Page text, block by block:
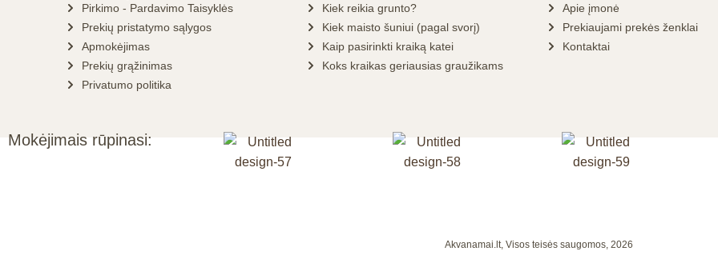
Pirkimo - Pardavimo Taisyklės
Prekių pristatymo sąlygos
Apmokėjimas
Prekių grąžinimas
Privatumo politika
Kiek reikia grunto?
Kiek maisto šuniui (pagal svorį)
Kaip pasirinkti kraiką katei
Koks kraikas geriausias graužikams
Apie įmonė
Prekiaujami prekės ženklai
Kontaktai
Mokėjimais rūpinasi:
Akvanamai.lt, Visos teisės saugomos, 2026